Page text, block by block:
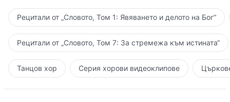
Рецитали от „Словото, Том 1: Явяването и делото на Бог“
Рецитали от „Словото, Том 7: За стремежа към истината“
Танцов хор Серия хорови видеоклипове